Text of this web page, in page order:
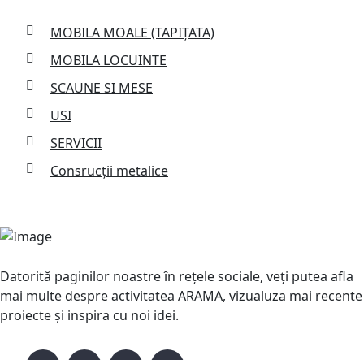
MOBILA MOALE (TAPIȚATA)
MOBILA LOCUINTE
SCAUNE SI MESE
USI
SERVICII
Consrucții metalice
Datorită paginilor noastre în rețele sociale, veți putea afla
mai multe despre activitatea ARAMA, vizualuza mai recente
proiecte și inspira cu noi idei.